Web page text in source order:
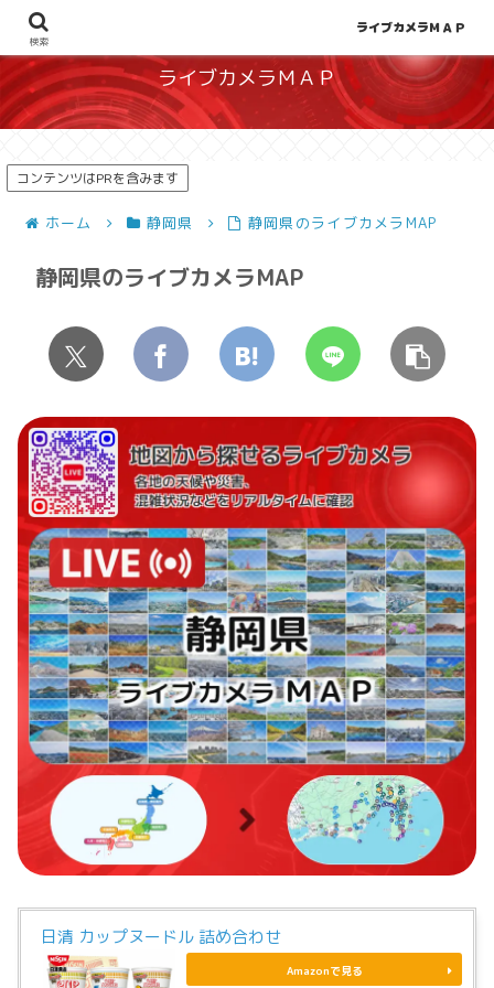
地図から探せる！天候や災害、混雑状況の把握に
ライブカメラＭＡＰ
コンテンツはPRを含みます
ホーム 静岡県 静岡県のライブカメラMAP
静岡県のライブカメラMAP
日清 カップヌードル 詰め合わせ
Amazonで見る
検索
ライブカメラＭＡＰ